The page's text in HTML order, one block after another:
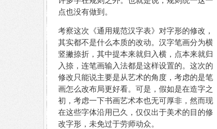
点也没有做到。
考察这次《通用规范汉字表》对字形的修改，
其实都不是什么本质的改动。汉字笔画分为横
竖撇捺折，其中提本来就归入横，点本来就归
入捺，连笔画输入法都是这样设置的。这次的
修改只能说主要是从艺术的角度，考虑的是笔
画怎么改布局更好看。可是，假如是在造字之
初，考虑一下书画艺术本也无可厚非，然而现
在这些字体沿用已久，仅仅出于美术的目的修
改字形，未免过于劳师动众。